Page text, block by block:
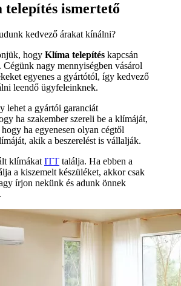
ismertető
kedvező árakat kínálni?
hogy Klíma telepítés kapcsán
nagy mennyiségben vásárol
egyenes a gyártótól, így kedvező
leendő ügyfeleinknek.
lehet a gyártói garanciát
ha szakember szereli be a klímáját,
ha egyenesen olyan cégtől
akik a beszerelést is vállalják.
klímákat ITT találja. Ha ebben a
a kiszemelt készüléket, akkor csak
írjon nekünk és adunk önnek